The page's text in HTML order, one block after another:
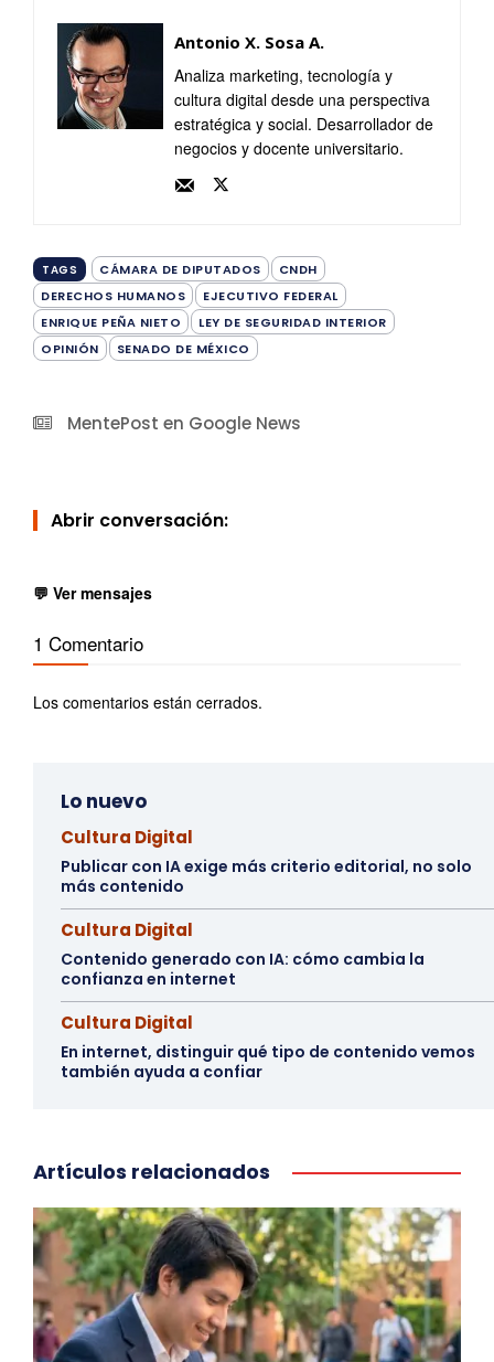
Antonio X. Sosa A.
Analiza marketing, tecnología y
cultura digital desde una perspectiva
estratégica y social. Desarrollador de
negocios y docente universitario.
TAGS CÁMARA DE DIPUTADOS
CNDH
DERECHOS HUMANOS
EJECUTIVO FEDERAL
ENRIQUE PEÑA NIETO
LEY DE SEGURIDAD INTERIOR
OPINIÓN
SENADO DE MÉXICO
MentePost en Google News
Abrir conversación:
💬 Ver mensajes
1 Comentario
Los comentarios están cerrados.
Lo nuevo
Cultura Digital
Publicar con IA exige más criterio editorial, no solo
más contenido
Cultura Digital
Contenido generado con IA: cómo cambia la
confianza en internet
Cultura Digital
En internet, distinguir qué tipo de contenido vemos
también ayuda a confiar
Artículos relacionados